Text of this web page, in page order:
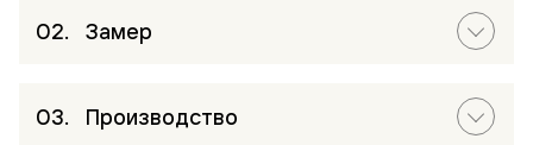
Замер
Производство